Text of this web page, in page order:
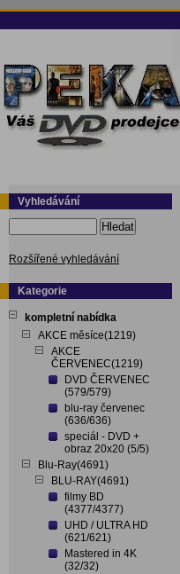
Vyhledávání
Hledat
Rozšířené vyhledávání
Kategorie
kompletní nabídka
AKCE měsíce(1219)
AKCE
ČERVENEC(1219)
DVD ČERVENEC
(579/579)
blu-ray červenec
(636/636)
speciál - DVD +
obraz 20x20 (5/5)
Blu-Ray(4691)
BLU-RAY(4691)
filmy BD
(4377/4377)
UHD / ULTRA HD
(621/621)
Mastered in 4K
(32/32)